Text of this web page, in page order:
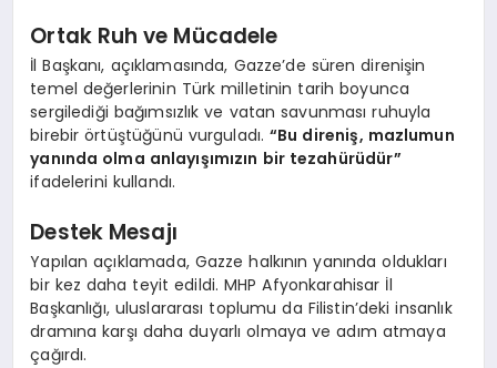
Ortak Ruh ve Mücadele
İl Başkanı, açıklamasında, Gazze’de süren direnişin
temel değerlerinin Türk milletinin tarih boyunca
sergilediği bağımsızlık ve vatan savunması ruhuyla
birebir örtüştüğünü vurguladı.“Bu direniş, mazlumun
yanında olma anlayışımızın bir tezahürüdür”
ifadelerini kullandı.
Destek Mesajı
Yapılan açıklamada, Gazze halkının yanında oldukları
bir kez daha teyit edildi. MHP Afyonkarahisar İl
Başkanlığı, uluslararası toplumu da Filistin’deki insanlık
dramına karşı daha duyarlı olmaya ve adım atmaya
çağırdı.